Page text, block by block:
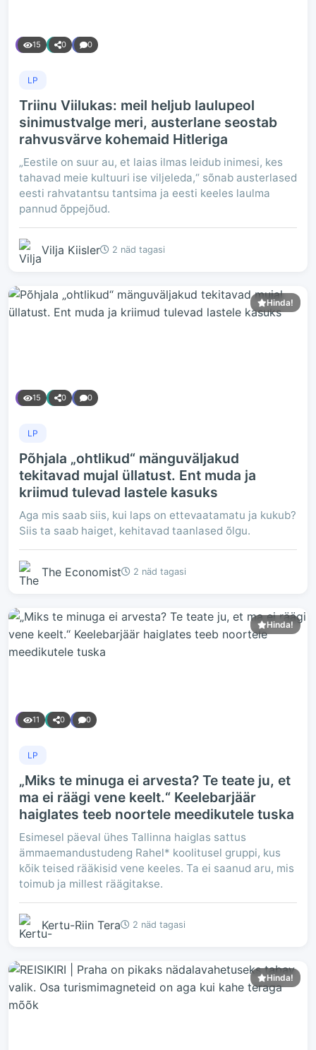
15 0 0
LP
Triinu Viilukas: meil heljub laulupeol
sinimustvalge meri, austerlane seostab
rahvusvärve kohemaid Hitleriga
„Eestile on suur au, et laias ilmas leidub inimesi, kes
tahavad meie kultuuri ise viljeleda,“ sõnab austerlased
eesti rahvatantsu tantsima ja eesti keeles laulma
pannud õppejõud.
Vilja Kiisler 2 näd tagasi
Hinda!
15 0 0
LP
Põhjala „ohtlikud“ mänguväljakud
tekitavad mujal üllatust. Ent muda ja
kriimud tulevad lastele kasuks
Aga mis saab siis, kui laps on ettevaatamatu ja kukub?
Siis ta saab haiget, kehitavad taanlased õlgu.
The Economist 2 näd tagasi
Hinda!
11 0 0
LP
„Miks te minuga ei arvesta? Te teate ju, et
ma ei räägi vene keelt.“ Keelebarjäär
haiglates teeb noortele meedikutele tuska
Esimesel päeval ühes Tallinna haiglas sattus
ämmaemandustudeng Rahel* koolitusel gruppi, kus
kõik teised rääkisid vene keeles. Ta ei saanud aru, mis
toimub ja millest räägitakse.
Kertu-Riin Tera 2 näd tagasi
Hinda!